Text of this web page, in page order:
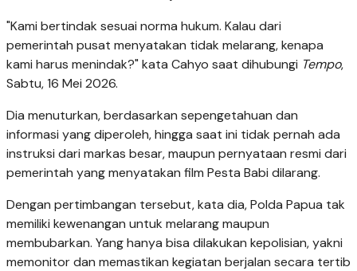
"Kami bertindak sesuai norma hukum. Kalau dari
pemerintah pusat menyatakan tidak melarang, kenapa
kami harus menindak?" kata Cahyo saat dihubungi Tempo,
Sabtu, 16 Mei 2026.
Dia menuturkan, berdasarkan sepengetahuan dan
informasi yang diperoleh, hingga saat ini tidak pernah ada
instruksi dari markas besar, maupun pernyataan resmi dari
pemerintah yang menyatakan film Pesta Babi dilarang.
Dengan pertimbangan tersebut, kata dia, Polda Papua tak
memiliki kewenangan untuk melarang maupun
membubarkan. Yang hanya bisa dilakukan kepolisian, yakni
memonitor dan memastikan kegiatan berjalan secara tertib